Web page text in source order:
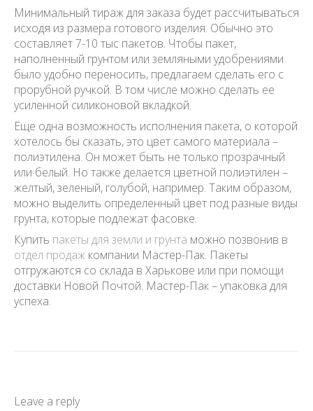
Минимальный тираж для заказа будет рассчитываться
исходя из размера готового изделия. Обычно это
составляет 7-10 тыс пакетов. Чтобы пакет,
наполненный грунтом или земляными удобрениями
было удобно переносить, предлагаем сделать его с
прорубной ручкой. В том числе можно сделать ее
усиленной силиконовой вкладкой.
Еще одна возможность исполнения пакета, о которой
хотелось бы сказать, это цвет самого материала –
полиэтилена. Он может быть не только прозрачный
или белый. Но также делается цветной полиэтилен –
желтый, зеленый, голубой, например. Таким образом,
можно выделить определенный цвет под разные виды
грунта, которые подлежат фасовке.
Купить пакеты для земли и грунта можно позвонив в
отдел продаж компании Мастер-Пак. Пакеты
отгружаются со склада в Харькове или при помощи
доставки Новой Почтой. Мастер-Пак – упаковка для
успеха.
Leave a reply